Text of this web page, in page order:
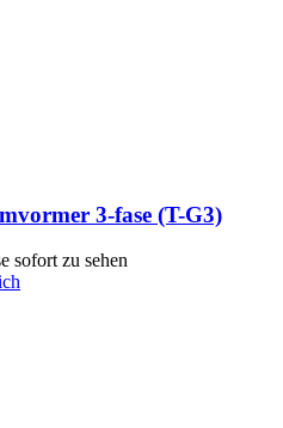
3-fase (T-G3)
sofort zu sehen